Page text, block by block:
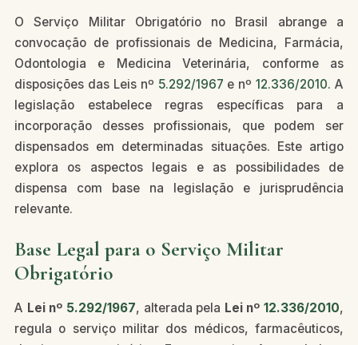
O Serviço Militar Obrigatório no Brasil abrange a
convocação de profissionais de Medicina, Farmácia,
Odontologia e Medicina Veterinária, conforme as
disposições das Leis nº 5.292/1967 e nº12.336/2010. A
legislação estabelece regras específicas para a
incorporação desses profissionais, que podem ser
dispensados em determinadas situações. Este artigo
explora os aspectos legais e as possibilidades de
dispensa com base na legislação e jurisprudência
relevante.
Base Legal para o Serviço Militar
Obrigatório
A Lei nº 5.292/1967, alterada pela Lei nº 12.336/2010,
regula o serviço militar dos médicos, farmacêuticos,